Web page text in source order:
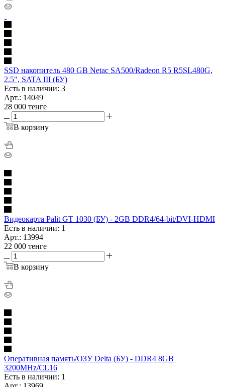
SSD накопитель 480 GB Netac SA500/Radeon R5 R5SL480G,
2.5", SATA III (БУ)
Есть в наличии: 3
Арт.: 14049
28 000 тенге
В корзину
Видеокарта Palit GT 1030 (БУ) - 2GB DDR4/64-bit/DVI-HDMI
Есть в наличии: 1
Арт.: 13994
22 000 тенге
В корзину
Оперативная память/ОЗУ Delta (БУ) - DDR4 8GB
3200MHz/CL16
Есть в наличии: 1